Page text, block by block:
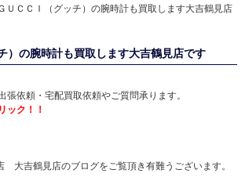
ＵＣＣＩ（グッチ）の腕時計も買取します大吉鶴見店
）の腕時計も買取します大吉鶴見店です
張依頼・宅配買取依頼やご質問承ります。
ック！！
大吉鶴見店のブログをご覧頂き有難うございます。